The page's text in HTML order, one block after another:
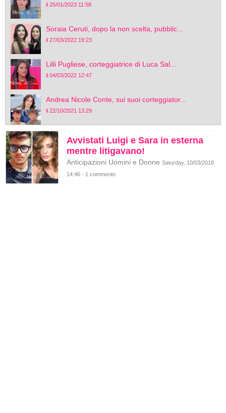
il 25/01/2023 11:58
Soraia Ceruti, dopo la non scelta, pubblic...
il 27/03/2022 19:23
Lilli Pugliese, corteggiatrice di Luca Sal...
il 04/03/2022 12:47
Andrea Nicole Conte, sui suoi corteggiator...
il 22/10/2021 13:29
Avvistati Luigi e Sara in esterna
mentre litigavano!
Anticipazioni Uomini e Donne Saturday, 10/03/2018
14:46 - 1 commento